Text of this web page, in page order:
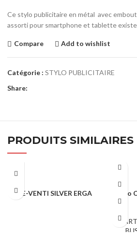
Ce stylo publicitaire en métal avec
assorti pour smartphone et tablette
Compare Add to wishlist
Catégorie : STYLO PUBLICITAIRE
Share:
PRODUITS SIMILAIRES
E-VENTI SILVER ERGA
Stylo